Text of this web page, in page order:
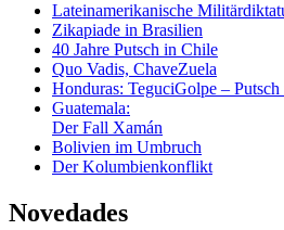
Lateinamerikanische
Zikapiade in Brasilien
40 Jahre Putsch in Chile
Quo Vadis, ChaveZuela
Honduras: TeguciGolpe –
Guatemala:
Der Fall Xamán
Bolivien im Umbruch
Der Kolumbienkonflikt
Novedades